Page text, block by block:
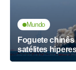
Mundo
Foguete
satélites